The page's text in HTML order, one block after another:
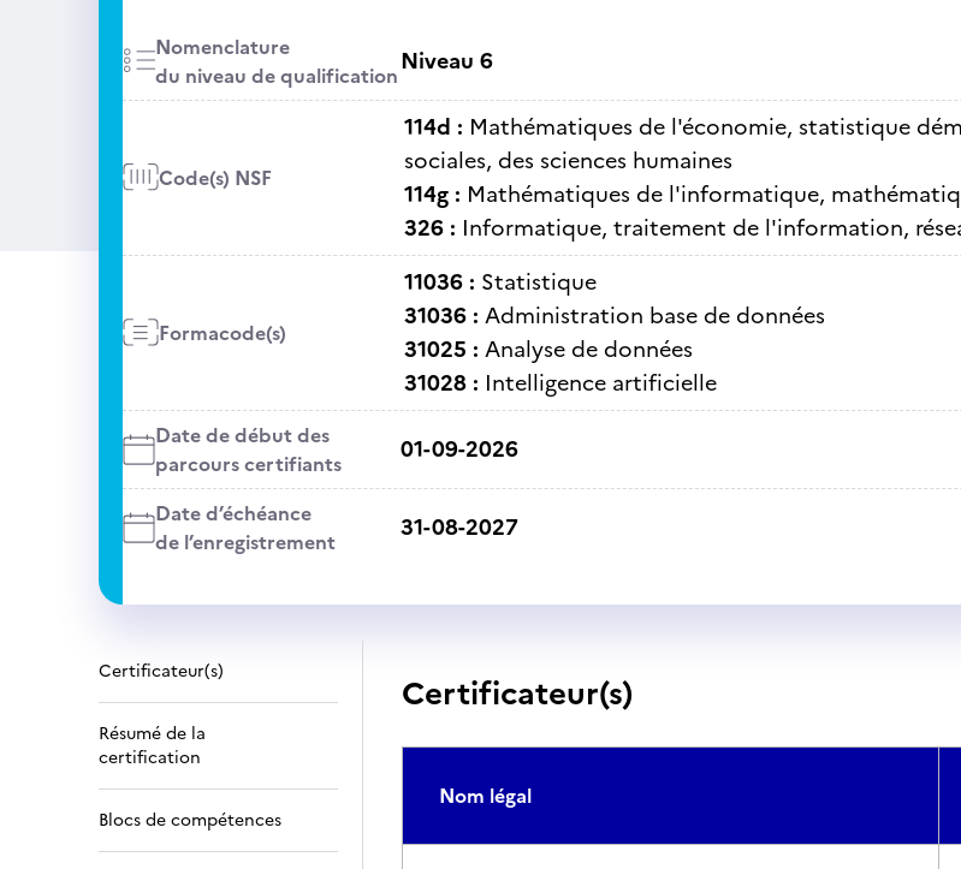
Nomenclature
du niveau de qualificationNiveau 6
Code(s) NSF
114d : Mathématiques de l'économie, statistique
sociales, des sciences humaines
114g : Mathématiques de l'informatique,
326 : Informatique, traitement de l'information,
Formacode(s)
11036 : Statistique
31036 : Administration base de données
31025 : Analyse de données
31028 : Intelligence artificielle
Date de début des
parcours certifiants
01-09-2026
Date d’échéance
de l’enregistrement
31-08-2027
Certificateur(s)
Résumé de la
certification
Blocs de compétences
Certificateur(s)
Nom légal